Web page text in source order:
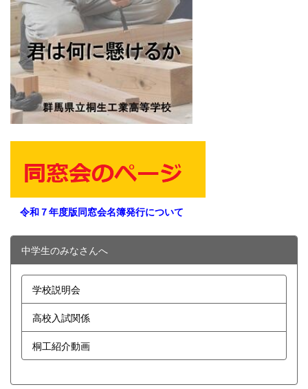
令和７年度版同窓会名簿発行について
中学生のみなさんへ
学校説明会
高校入試関係
桐工紹介動画